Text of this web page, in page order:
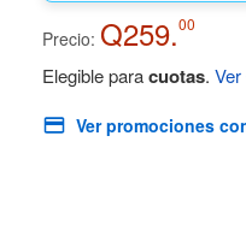
Precio: Q259.00
Elegible paracuotas.
Ver promociones